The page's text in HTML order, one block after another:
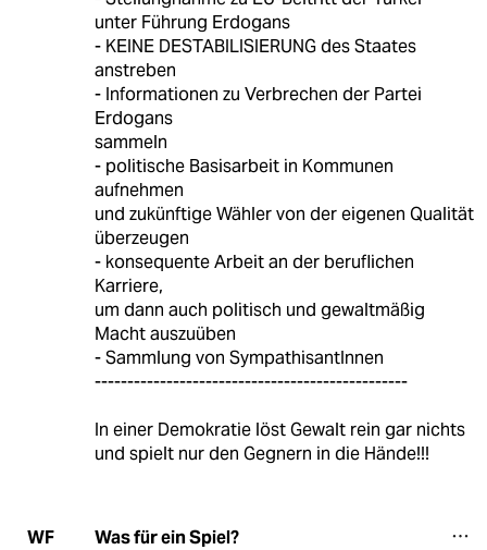
unter Führung Erdogans
- KEINE DESTABILISIERUNG des Staates
anstreben
- Informationen zu Verbrechen der Partei
Erdogans
sammeln
- politische Basisarbeit in Kommunen
aufnehmen
und zukünftige Wähler von der eigenen Qualität
überzeugen
- konsequente Arbeit an der beruflichen
Karriere,
um dann auch politisch und gewaltmäßig
Macht auszuüben
- Sammlung von SympathisantInnen
------------------------------------------------
In einer Demokratie löst Gewalt rein gar nichts
und spielt nur den Gegnern in die Hände!!!
WF Was für ein Spiel?